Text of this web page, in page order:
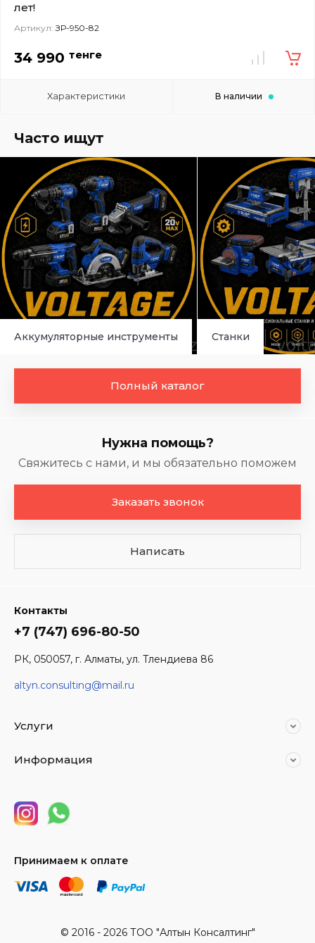
лет!
Артикул: ЗР-950-82
34 990 тенге
Характеристики В наличии
Часто ищут
Аккумуляторные инструменты Станки
Полный каталог
Нужна помощь?
Свяжитесь с нами, и мы обязательно поможем
Заказать звонок
Написать
Контакты
+7 (747) 696-80-50
РК, 050057, г. Алматы, ул. Тлендиева 86
altyn.consulting@mail.ru
Услуги
Информация
Принимаем к оплате
© 2016 - 2026 ТОО "Алтын Консалтинг"